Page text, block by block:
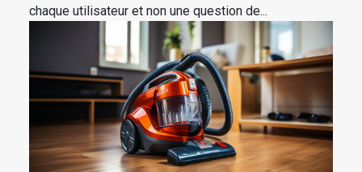
chaque utilisateur et non une question de...